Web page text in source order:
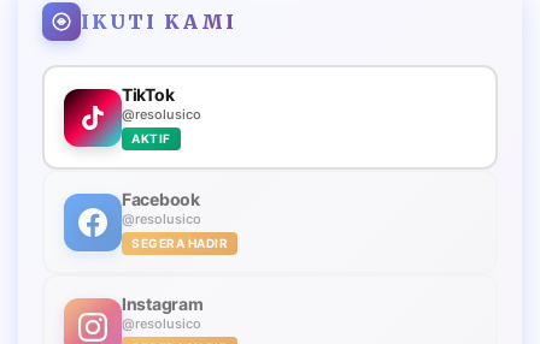
IKUTI KAMI
TikTok
@resolusico
AKTIF
Facebook
@resolusico
SEGERA HADIR
Instagram
@resolusico